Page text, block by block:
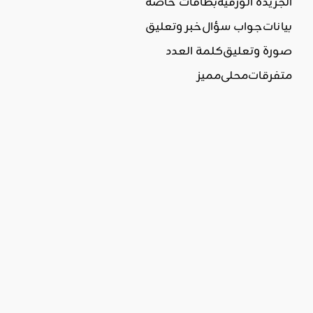
بياناتجواب سؤالخبر وتعليق
صورة وتعليقكلمة العدد
متفرقاتمحليمميز